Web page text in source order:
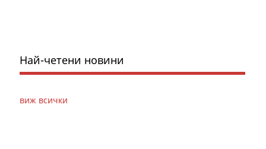
Най-четени новини
виж всички